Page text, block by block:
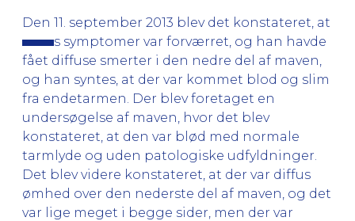
Den 11. september 2013 blev det konstateret, at
s symptomer var forværret, og han havde
fået diffuse smerter i den nedre del af maven,
og han syntes, at der var kommet blod og slim
fra endetarmen. Der blev foretaget en
undersøgelse af maven, hvor det blev
konstateret, at den var blød med normale
tarmlyde og uden patologiske udfyldninger.
Det blev videre konstateret, at der var diffus
ømhed over den nederste del af maven, og det
var lige meget i begge sider, men der var